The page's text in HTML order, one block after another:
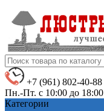
+7 (961) 802-40-88
Пн.-Пт. с 10:00 до 18:00
Категории